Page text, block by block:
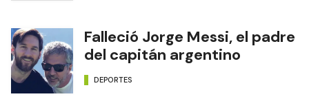
Falleció Jorge Messi, el padre
del capitán argentino
DEPORTES